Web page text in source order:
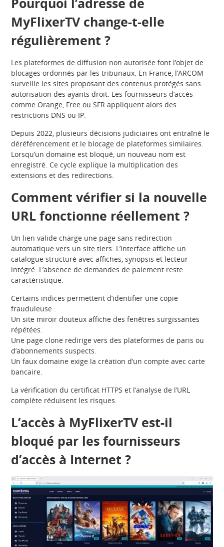
MyFlixerTV change-t-elle
régulièrement ?
Les plateformes de diffusion non autorisée font l’objet de
blocages ordonnés par les tribunaux. En France, l’ARCOM
surveille les sites proposant des contenus protégés sans
autorisation des ayants droit. Les fournisseurs d’accès
comme Orange, Free ou SFR appliquent alors des
restrictions DNS ou IP.
Depuis 2022, plusieurs décisions judiciaires ont entraîné le
déréférencement et le blocage de plateformes similaires.
Lorsqu’un domaine est bloqué, un nouveau nom est
enregistré. Ce cycle explique la multiplication des
extensions et des redirections.
Comment vérifier si la nouvelle
URL fonctionne réellement ?
Un lien valide charge une page sans redirection
automatique vers un site tiers. L’interface affiche un
catalogue structuré avec affiches, synopsis et lecteur
intégré. L’absence de demandes de paiement reste
caractéristique.
Certains indices permettent d’identifier une copie
frauduleuse :
Un site miroir douteux affiche des fenêtres surgissantes
répétées.
Une page clone redirige vers des plateformes de paris ou
d’abonnements suspects.
Un faux domaine exige la création d’un compte avec carte
bancaire.
La vérification du certificat HTTPS et l’analyse de l’URL
complète réduisent les risques.
L’accès à MyFlixerTV est-il
bloqué par les fournisseurs
d’accès à Internet ?